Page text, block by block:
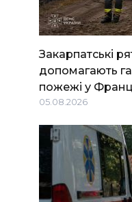
Закарпатські
допомагають
пожежі у
05.08.2026